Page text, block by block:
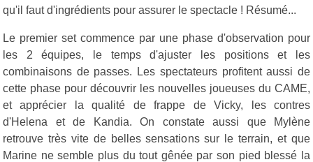
qu'il faut d'ingrédients pour assurer le spectacle ! Résumé...
Le premier set commence par une phase d'observation pour
les 2 équipes, le temps d'ajuster les positions et les
combinaisons de passes. Les spectateurs profitent aussi de
cette phase pour découvrir les nouvelles joueuses du CAME,
et apprécier la qualité de frappe de Vicky, les contres
d'Helena et de Kandia. On constate aussi que Mylène
retrouve très vite de belles sensations sur le terrain, et que
Marine ne semble plus du tout gênée par son pied blessé la